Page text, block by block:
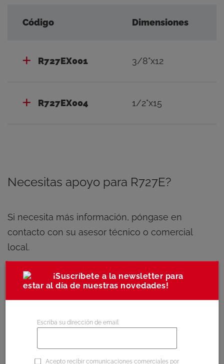
Código Dimensiones
R727EX001 3/8"x12
R727EX004 1/2"x15
Necesitas apoyo para R727E?
Si necesita más información, póngase en
contacto con su asesor técnico o comercial
local.
Encuentre al asesor de su zona
También puedes estar
¡Suscríbete a la newsletter para
estar al día de nuestras novedades!
Escriba su dirección de email
Acepto recibir comunicaciones comerciales por